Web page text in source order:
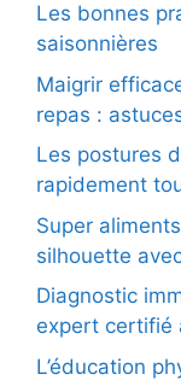
Les bonnes
saisonnières
Maigrir
repas :
Les postures
rapidement
Super
silhouette
Diagnostic
expert certifié
L’éducation